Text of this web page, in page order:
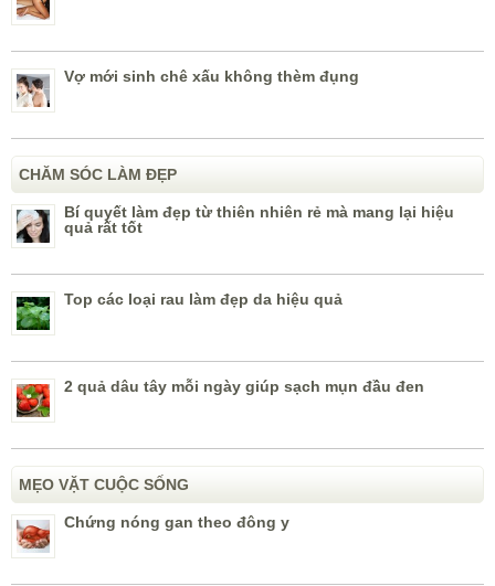
Vợ mới sinh chê xấu không thèm đụng
CHĂM SÓC LÀM ĐẸP
Bí quyết làm đẹp từ thiên nhiên rẻ mà mang lại hiệu
quả rất tốt
Top các loại rau làm đẹp da hiệu quả
2 quả dâu tây mỗi ngày giúp sạch mụn đầu đen
MẸO VẶT CUỘC SỐNG
Chứng nóng gan theo đông y